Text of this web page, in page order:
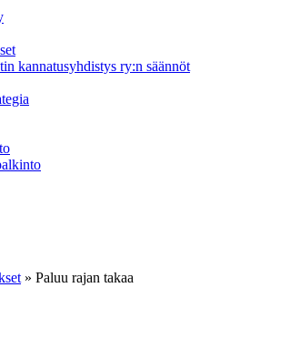
kannatusyhdistys ry:n säännöt
» Paluu rajan takaa